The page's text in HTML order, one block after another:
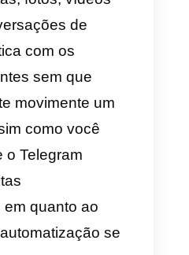
podem receber
dos
em forma de
informação sobre
serviços e mais.
as pessoas e
usam grupos
entre elas